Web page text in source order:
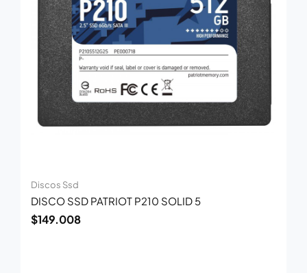
Discos Ssd
DISCO SSD PATRIOT P210 SOLID 5
$149.008